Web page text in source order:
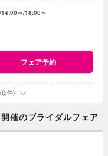
14:00～ 18:00～
フェア予約
(5件)
催のブライダルフェア